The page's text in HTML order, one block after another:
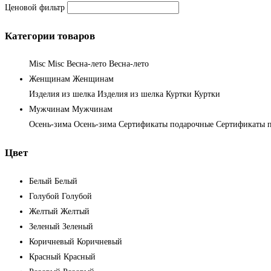
Ценовой фильтр
Категории товаров
Misc Misc Весна-лето Весна-лето
Женщинам Женщинам
Изделия из шелка Изделия из шелка Куртки Куртки
Мужчинам Мужчинам
Осень-зима Осень-зима Сертификаты подарочные Сертификаты
Цвет
Белый Белый
Голубой Голубой
Желтый Желтый
Зеленый Зеленый
Коричневый Коричневый
Красный Красный